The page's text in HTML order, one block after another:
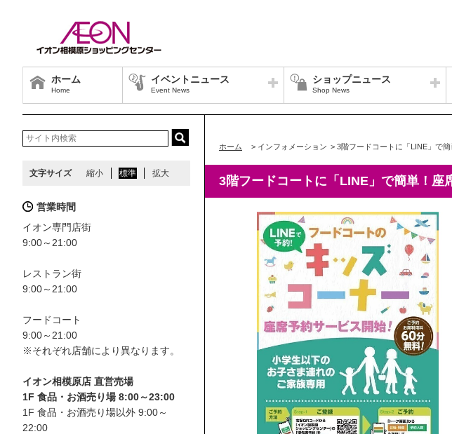
ホーム
Home
イベントニュース
Event News
ショップニュース
Shop News
ホーム > インフォメーション > 3階フードコートに「LINE」で
3階フードコートに「LINE」で簡単！座
文字サイズ 縮小 標準 拡大
営業時間
イオン専門店街
9:00～21:00
レストラン街
9:00～21:00
フードコート
9:00～21:00
※それぞれ店舗により異なります。
イオン相模原店 直営売場
1F 食品・お酒売り場 8:00～23:00
1F 食品・お酒売り場以外 9:00～
22:00